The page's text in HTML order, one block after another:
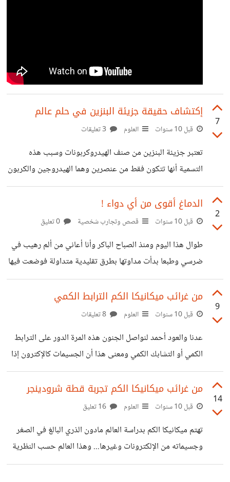
7
إكتشاف حقيقة جزيئة البنزين في حلم عالم
قبل 10 سنوات العلوم
تعتبر جزيئة البنزين من صنف الهيدروكربونات وسبب هذه
التسمية أنها تتكون فقط من عنصرين وهما الهيدروجين والكربون
وأمثلة على بعض منها البوتان الغاز المستعمل في الطهي وغاز
الميثان والبترول أيضا عبارة عن خليط من الهيدروكربونات،وكل
جزيئة هيدروكربونية تتبع نظاما في شكلها يعتمد عل الروابط،
أنها يمكن أن تشكل أربع روابط يمكنك تخيلها كأربع أيدي.
https://i.suar.me/GKoA/l أما الهيدروجين فيمتلك فقط
إلكترونا واحدا أي فقط رابطة واحدة.
https://i.suar.me/0XKZ/l وبهذه الطريقة تتمكن عناصر
الهيدروجين
2
الدماغ أقوى من أي دواء !
قبل 10 سنوات قصص وتجارب شخصية
طوال هذا اليوم ومنذ الصباح الباكر وأنا أعاني من ألم رهيب في
ضرسي وطبعا بدأت مداوتها بطرق تقليدية متداولة فوضعت فيها
أوراق الشاي وعشبة القرنفل ومضمضتها بالماء المالح ولم ينفع
ذالك وطبعا في اليل وصل الألم إلى أشده وأصبح فضيعا فما كان
مني إلى إلى أن إتجهت إلى المستشفى والألم مزال مستمرا،
حالته مزرية ويجب إقتلاعه فيما بعد، لم أبالي بما قال وذهب إلى
دفتره وكتب لي بضعة أدوية وأعطاني
9
من غرائب ميكانيكا الكم الترابط الكمي
قبل 10 سنوات العلوم
عدنا والعود أحمد لنواصل الجنون هذه المرة الدور على الترابط
الكمي أو التشابك الكمي ومعنى هذا أن الجسيمات كالإكترون إذا
قربت إثنين منهما من بعضهما فسيرتبطان مع بعضهما بطريقة
غريبة مهما باعدت بينهما من مسافة ويؤثران على بعضهما البعض
بشكل لحظي كما لو أن بينهما سلكا ينقل المعلومات،يبدو هذا
الشبحي بعدما قدم هو وفزيائيين أخرين تجربة وبحثا بإسم EPR
وأمل في أن يوجه الضربة القاضية لنيلس بور ورفقائه واظهار
خلل في مبدأ
14
من غرائب ميكانيكا الكم تجربة ﻗﻄﺔ ﺷﺮﻭﺩﻳﻨﺠﺮ
قبل 10 سنوات العلوم
تهتم ميكانيكا الكم بدراسة العالم مادون الذري البالغ في الصغر
وجسيماته من الإلكترونات وغيرها... وهذا العالم حسب النظرية
يختلف تماما عن تجربتنا اليومية فالجسيمات تظهر فيه من العدم